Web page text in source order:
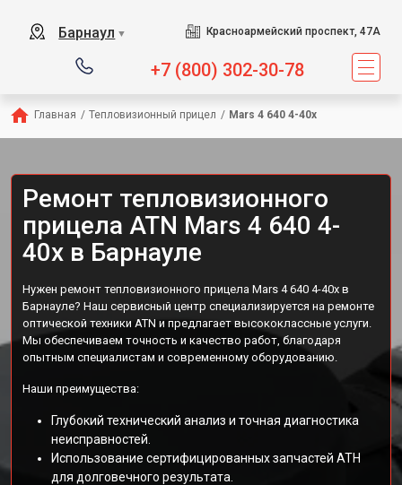
Барнаул ▼ Красноармейский проспект, 47А
+7 (800) 302-30-78
Главная / Тепловизионный прицел / Mars 4 640 4-40х
Ремонт тепловизионного
прицела ATN Mars 4 640 4-
40х в Барнауле
Нужен ремонт тепловизионного прицела Mars 4 640 4-40х в
Барнауле? Наш сервисный центр специализируется на ремонте
оптической техники ATN и предлагает высококлассные услуги.
Мы обеспечиваем точность и качество работ, благодаря
опытным специалистам и современному оборудованию.
Наши преимущества:
Глубокий технический анализ и точная диагностика
неисправностей.
Использование сертифицированных запчастей АТН
для долговечного результата.